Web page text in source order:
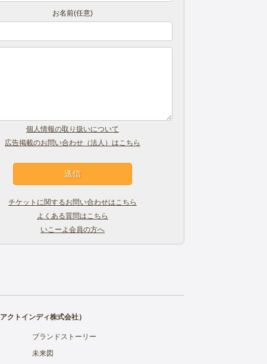
お名前(任意)
個人情報の取り扱いについて
広告掲載のお問い合わせ（法人）はこちら
チケットに関するお問い合わせはこちら
よくある質問はこちら
いこーよ会員の方へ
アクトインディ株式会社）
ブランドストーリー
未来図